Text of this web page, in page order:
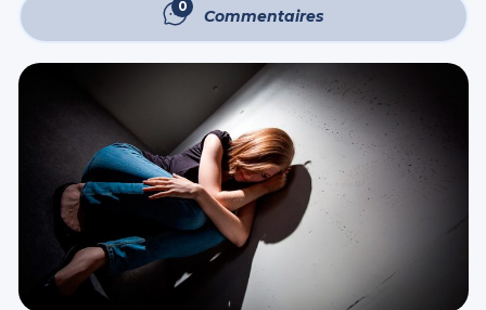
entendement des incrédules que Satan a aveuglé,
comme il est écrit: …pour les incrédules dont le dieu ...
0 Commentaires